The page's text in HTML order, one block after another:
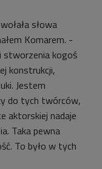
słowa
Komarem. -
stworzenia kogoś
konstrukcji,
Jestem
do tych twórców,
aktorskiej nadaje
Taka pewna
To było w tych